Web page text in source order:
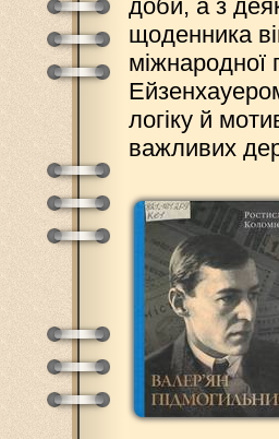
доби, а з
щоденника
міжнародної
логіку й
важливих